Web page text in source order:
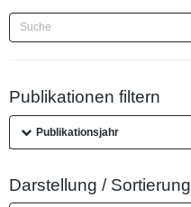
Publikationen filtern
Publikationsjahr
Darstellung / Sortierung